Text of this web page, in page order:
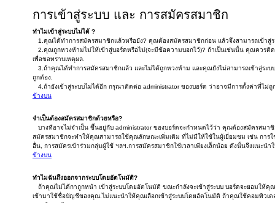
การเข้าสู่ระบบ และ การสมัครสมาชิก
ทำไมเข้าสู่ระบบไม่ได้ ?
1.คุณได้ทำการสมัครสมาชิกแล้วหรือยัง? คุณต้องสมัครสมาชิกก่อน แล้วจึงสามารถเข้าสู่ร
2.คุณถูกหวงห้ามไม่ให้เข้าสู่บอร์ดหรือไม่(จะมีข้อความบอกไว้)? ถ้าเป็นเช่นนั้น คุณควรติด
เพื่อขอทราบเหตุผล.
3.ถ้าคุณได้ทำการสมัครสมาชิกแล้ว และไม่ได้ถูกหวงห้าม และคุณยังไม่สามารถเข้าสู่ระบ
ถูกต้อง.
4.ถ้ายังเข้าสู่ระบบไม่ได้อีก กรุณาติดต่อ administrator ของบอร์ด ว่าอาจมีการตั้งค่าที่ไม่ถู
ข้างบน
จำเป็นต้องสมัครสมาชิกด้วยหรือ?
บางทีอาจไม่จำเป็น ขึ้นอยู่กับ administrator ของบอร์ดจะกำหนดไว้ว่า คุณต้องสมัครสมา
สมัครสมาชิกจะทำให้คุณสามารถใช้คุณลักษณะเพิ่มเติม ที่ไม่มีให้ใช้ในผู้เยี่ยมชม เช่น การ
อื่น, การสมัครเข้าร่วมกลุ่มผู้ใช้ ฯลฯ.การสมัครสมาชิกใช้เวลาเพียงเล็กน้อย ดังนั้นจึงแนะน
ข้างบน
ทำไมฉันถึงออกจากระบบโดยอัตโนมัติ?
ถ้าคุณไม่ได้กาถูกหน้า เข้าสู่ระบบโดยอัตโนมัติ ขณะกำลังจะเข้าสู่ระบบ บอร์ดจะยอมให้คุ
เข้ามาใช้ชื่อบัญชีของคุณ.ไม่แนะนำให้คุณเลือกเข้าสู่ระบบโดยอัตโนมัติ ถ้าคุณใช้คอมพิวเต